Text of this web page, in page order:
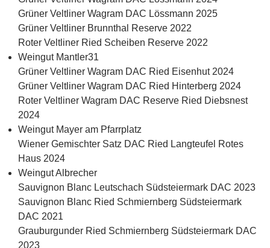
Grüner Veltliner Wagram DAC Lössmann 2025
Grüner Veltliner Brunnthal Reserve 2022
Roter Veltliner Ried Scheiben Reserve 2022
Weingut Mantler31
Grüner Veltliner Wagram DAC Ried Eisenhut 2024
Grüner Veltliner Wagram DAC Ried Hinterberg 2024
Roter Veltliner Wagram DAC Reserve Ried Diebsnest
2024
Weingut Mayer am Pfarrplatz
Wiener Gemischter Satz DAC Ried Langteufel Rotes
Haus 2024
Weingut Albrecher
Sauvignon Blanc Leutschach Südsteiermark DAC 2023
Sauvignon Blanc Ried Schmiernberg Südsteiermark
DAC 2021
Grauburgunder Ried Schmiernberg Südsteiermark DAC
2023